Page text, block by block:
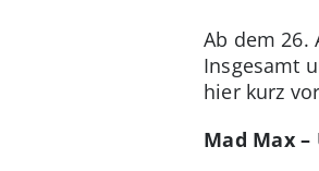
Ab dem
Insgesamt
hier kurz
Mad Max